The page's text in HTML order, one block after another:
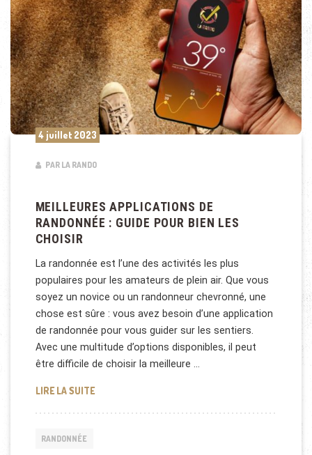
4 juillet 2023
PAR LA RANDO
MEILLEURES APPLICATIONS DE
RANDONNÉE : GUIDE POUR BIEN LES
CHOISIR
La randonnée est l’une des activités les plus
populaires pour les amateurs de plein air. Que vous
soyez un novice ou un randonneur chevronné, une
chose est sûre : vous avez besoin d’une application
de randonnée pour vous guider sur les sentiers.
Avec une multitude d’options disponibles, il peut
être difficile de choisir la meilleure …
LIRE LA SUITEMEILLEURES APPLICATIONS DE RANDONNÉE :
RANDONNÉE